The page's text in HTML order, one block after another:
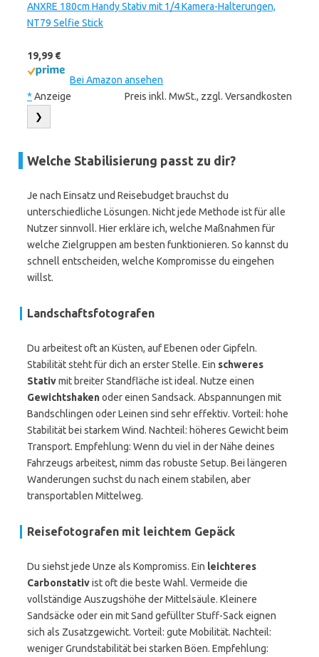
ANXRE 180cm Handy Stativ mit 1/4 Kamera-Halterungen,
NT79 Selfie Stick
19,99 €
Bei Amazon ansehen
* Anzeige Preis inkl. MwSt., zzgl. Versandkosten
❯
Welche Stabilisierung passt zu dir?
Je nach Einsatz und Reisebudget brauchst du
unterschiedliche Lösungen. Nicht jede Methode ist für alle
Nutzer sinnvoll. Hier erkläre ich, welche Maßnahmen für
welche Zielgruppen am besten funktionieren. So kannst du
schnell entscheiden, welche Kompromisse du eingehen
willst.
Landschaftsfotografen
Du arbeitest oft an Küsten, auf Ebenen oder Gipfeln.
Stabilität steht für dich an erster Stelle. Ein schweres
Stativmit breiter Standfläche ist ideal. Nutze einen
Gewichtshakenoder einen Sandsack. Abspannungen mit
Bandschlingen oder Leinen sind sehr effektiv. Vorteil: hohe
Stabilität bei starkem Wind. Nachteil: höheres Gewicht beim
Transport. Empfehlung: Wenn du viel in der Nähe deines
Fahrzeugs arbeitest, nimm das robuste Setup. Bei längeren
Wanderungen suchst du nach einem stabilen, aber
transportablen Mittelweg.
Reisefotografen mit leichtem Gepäck
Du siehst jede Unze als Kompromiss. Ein leichteres
Carbonstativist oft die beste Wahl. Vermeide die
vollständige Auszugshöhe der Mittelsäule. Kleinere
Sandsäcke oder ein mit Sand gefüllter Stuff-Sack eignen
sich als Zusatzgewicht. Vorteil: gute Mobilität. Nachteil:
weniger Grundstabilität bei starken Böen. Empfehlung: